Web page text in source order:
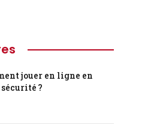
jouer en ligne en
?